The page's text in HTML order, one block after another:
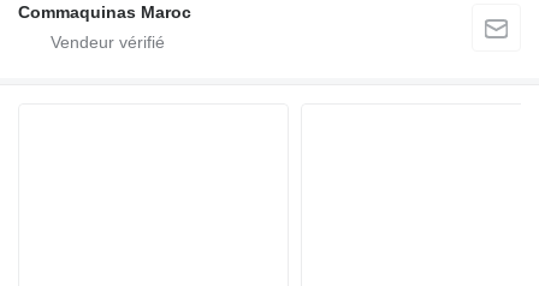
Commaquinas Maroc